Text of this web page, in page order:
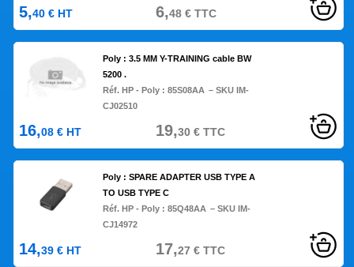
5,40 € HT 6,48€TTC
Poly : 3.5 MM Y-TRAINING cable BW
5200 .
Réf. HP - Poly :85S08AA – SKU IM-
CJ02510
16,08 € HT 19,30€TTC
Poly : SPARE ADAPTER USB TYPE A
TO USB TYPE C
Réf. HP - Poly :85Q48AA – SKU IM-
CJ14972
14,39 € HT 17,27 €TTC